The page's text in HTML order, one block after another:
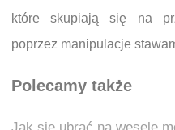
które skupiają się na
poprzez manipulacje
Polecamy także